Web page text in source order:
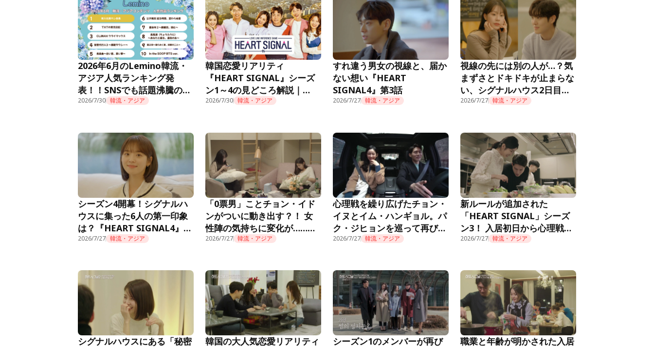
2026年6月のLemino韓流・
アジア人気ランキング発
表！！SNSでも話題沸騰の痛
快オフィスファンタジー『新
首位獲得！
2026/7/30 韓流・アジア
韓国恋愛リアリティ
『HEART SIGNAL』シーズ
ン1～4の見どころ解説｜
Lemino公式
2026/7/30 韓流・アジア
すれ違う男女の視線と、届か
ない想い『HEART
SIGNAL4』第3話
2026/7/27 韓流・アジア
視線の先には別の人が…？気
まずさとドキドキが止まらな
い、シグナルハウス2日目の
朝『HEART SIGNAL4』第2
2026/7/27 韓流・アジア
シーズン4開幕！シグナルハ
ウスに集った6人の第一印象
は？『HEART SIGNAL4』第
1話
2026/7/27 韓流・アジア
「0票男」ことチョン・イド
ンがついに動き出す？！ 女
性陣の気持ちに変化が……
『HEART SIGNAL3』第3話
2026/7/27 韓流・アジア
心理戦を繰り広げたチョン・
イヌとイム・ハンギョル。パ
ク・ジヒョンを巡って再び火
花を燃やし……？！『HEART
2026/7/27 韓流・アジア
新ルールが追加された
「HEART SIGNAL」シーズ
ン3！ 入居初日から心理戦が
始まり……『HEART
2026/7/27 韓流・アジア
シグナルハウスにある「秘密 韓国の大人気恋愛リアリティ シーズン1のメンバーが再び 職業と年齢が明かされた入居